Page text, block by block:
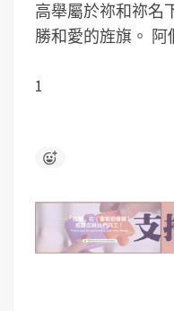
高舉屬於祢和祢名
勝和愛的旌旗。 阿
1